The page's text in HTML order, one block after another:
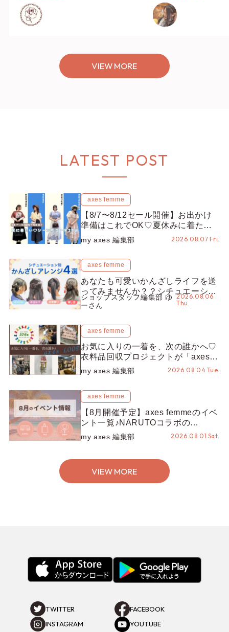
VIEW MORE
LATEST POST
axes femme
【8/7〜8/12セール開催】お出かけ
準備はこれでOK♡夏休みに着たい
コーデ25選をシーン別に徹底解説！
my axes 編集部 2026.08.07 Fri.
axes femme
あなたも可愛いかんざしライフを送
ってみませんか？？シチュエーショ
ン別“かんざし”のオススメ【ショッ
プスタッフ編集部】
ショップスタッフ編集部 ゆ
ーさん
2026.08.06
Thu.
axes femme
お気に入りの一着を、次の誰かへ♡
衣料品回収プロジェクトが「axes
LOOP」にアップデート！活用する
とポイントが手に入る◎
my axes 編集部 2026.08.04 Tue.
axes femme
【8月開催予定】axes femmeのイベ
ント一覧♪NARUTOコラボの
REZEN POPUPから、プチYour
Stage.、ティーパーティまで！8月
my axes 編集部 2026.08.01 Sat.
VIEW MORE
TWITTER
FACEBOOK
INSTAGRAM
YOUTUBE